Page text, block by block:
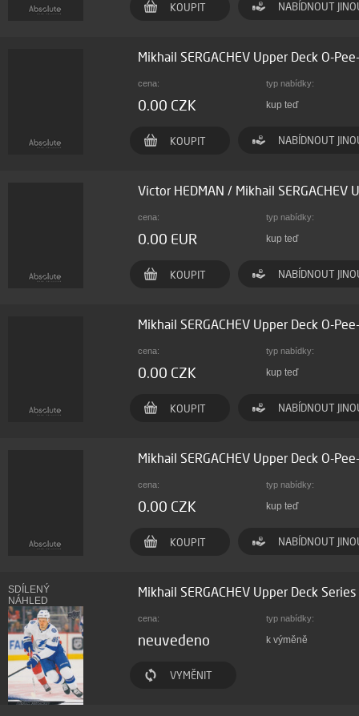
KOUPIT NABÍDNOUT
Mikhail SERGACHEV Upper Deck O-
cena: typ nabídky:
0.00 CZK kup teď
KOUPIT NABÍDNOUT
Victor HEDMAN / Mikhail
cena: typ nabídky:
0.00 EUR kup teď
KOUPIT NABÍDNOUT
Mikhail SERGACHEV Upper Deck O-
cena: typ nabídky:
0.00 CZK kup teď
KOUPIT NABÍDNOUT
Mikhail SERGACHEV Upper Deck O-
cena: typ nabídky:
0.00 CZK kup teď
KOUPIT NABÍDNOUT
SDÍLENÝ
NÁHLED
Mikhail SERGACHEV Upper Deck
cena: typ nabídky:
neuvedeno k výměně
VYMĚNIT